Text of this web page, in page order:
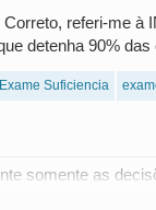
Correto, referi-me à
detenha 90% das
Exame Suficiencia
somente as